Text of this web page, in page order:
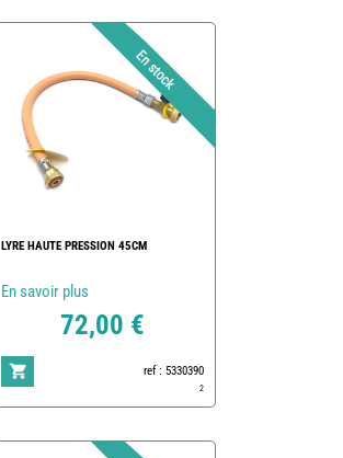
LYRE HAUTE PRESSION 45CM
En savoir plus
72,00 €
ref : 5330390
2